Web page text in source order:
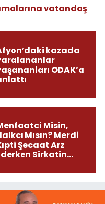
vatandaş
kazada
ODAK’a
Misin,
Mısın? Merdi
Şecaat Arz
Sirkatin